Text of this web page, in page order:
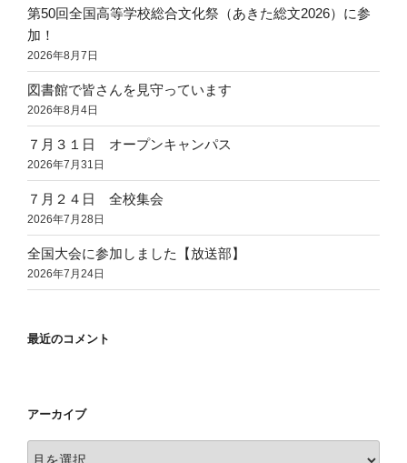
第50回全国高等学校総合文化祭（あきた総文2026）に参
加！
2026年8月7日
図書館で皆さんを見守っています
2026年8月4日
７月３１日 オープンキャンパス
2026年7月31日
７月２４日 全校集会
2026年7月28日
全国大会に参加しました【放送部】
2026年7月24日
最近のコメント
アーカイブ